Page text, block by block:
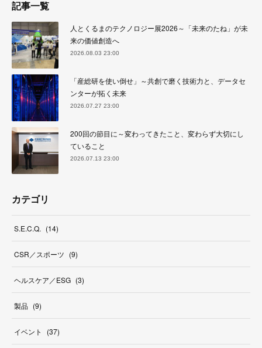
記事一覧
人とくるまのテクノロジー展2026～「未来のたね」が未
来の価値創造へ
2026.08.03 23:00
「産総研を使い倒せ」～共創で磨く技術力と、データセ
ンターが拓く未来
2026.07.27 23:00
200回の節目に～変わってきたこと、変わらず大切にし
ていること
2026.07.13 23:00
カテゴリ
S.E.C.Q. (14)
CSR／スポーツ (9)
ヘルスケア／ESG (3)
製品 (9)
イベント (37)